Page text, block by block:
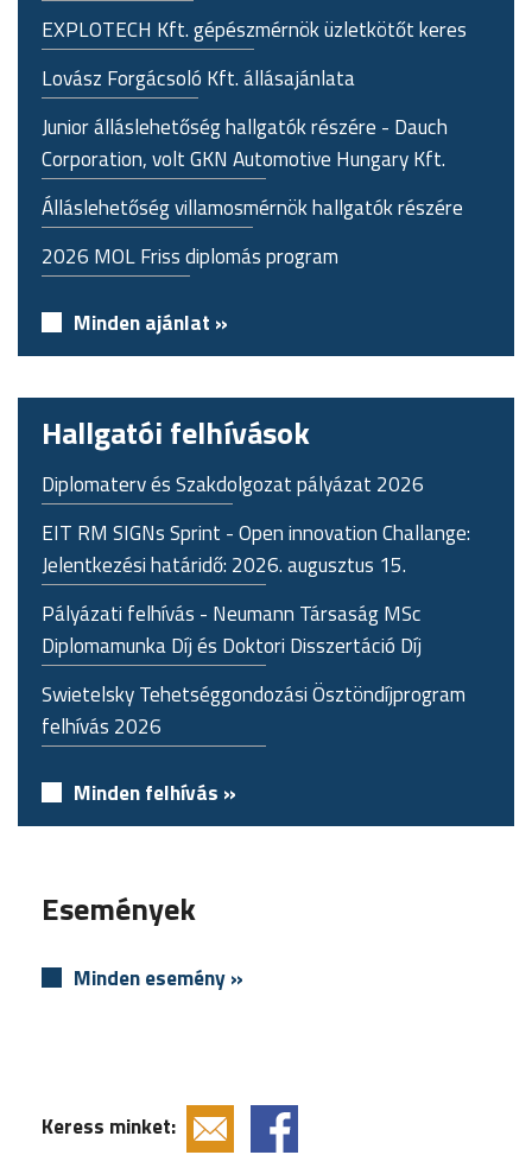
EXPLOTECH Kft. gépészmérnök üzletkötőt keres
Lovász Forgácsoló Kft. állásajánlata
Junior álláslehetőség hallgatók részére - Dauch
Corporation, volt GKN Automotive Hungary Kft.
Álláslehetőség villamosmérnök hallgatók részére
2026 MOL Friss diplomás program
Minden ajánlat »
Hallgatói felhívások
Diplomaterv és Szakdolgozat pályázat 2026
EIT RM SIGNs Sprint - Open innovation Challange:
Jelentkezési határidő: 2026. augusztus 15.
Pályázati felhívás - Neumann Társaság MSc
Diplomamunka Díj és Doktori Disszertáció Díj
Swietelsky Tehetséggondozási Ösztöndíjprogram
felhívás 2026
Minden felhívás »
Események
Minden esemény »
Keress minket: